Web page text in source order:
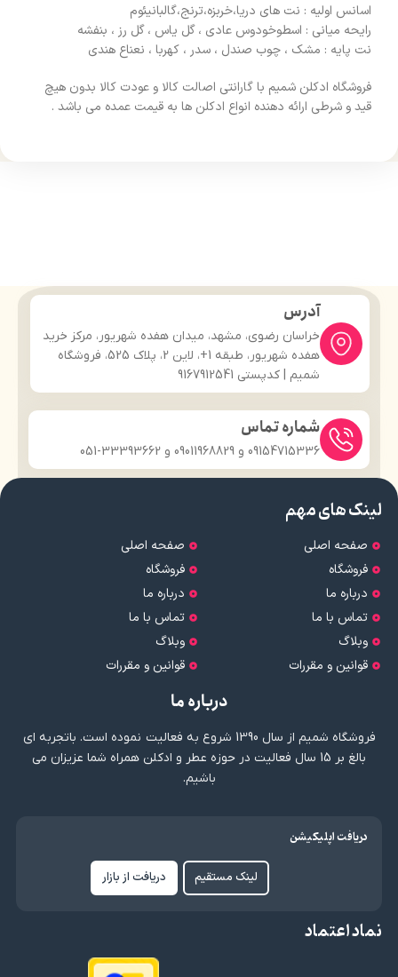
اسانس اولیه : نت های دریا،خربزه،ترنج،گالبانیئوم
رایحه میانی : اسطوخودوس عادی ، گل یاس ، گل رز ، بنفشه
نت پایه : مشک ، چوب صندل ، سدر ، کهربا ، نعناع هندی
فروشگاه ادکلن شمیم با گارانتی اصالت کالا و عودت کالا بدون هیچ
قید و شرطی ارائه دهنده انواع ادکلن ها به قیمت عمده می باشد .
آدرس
خراسان رضوی، مشهد، میدان هفده شهریور، مرکز خرید
هفده شهریور، طبقه 1+، لاین 2، پلاک 525، فروشگاه
شمیم | کدپستی 9167912541
شماره تماس
09154715336 و 09011968829 و 33393662-051
لینک های مهم
صفحه اصلی
فروشگاه
درباره ما
تماس با ما
وبلاگ
قوانین و مقررات
صفحه اصلی
فروشگاه
درباره ما
تماس با ما
وبلاگ
قوانین و مقررات
درباره ما
فروشگاه شمیم از سال 1390 شروع به فعالیت نموده است. باتجربه ای
بالغ بر 15 سال فعالیت در حوزه عطر و ادکلن همراه شما عزیزان می
باشیم.
دریافت اپلیکیشن
لینک مستقیم دریافت از بازار
نماد اعتماد